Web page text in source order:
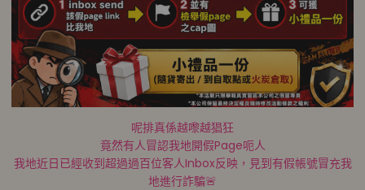
呢排真係越嚟越猖狂
竟然有人冒認我地開假Page呃人
我地近日已經收到超過過百位客人Inbox反映，見到有假帳號冒充我
地進行詐騙🚨